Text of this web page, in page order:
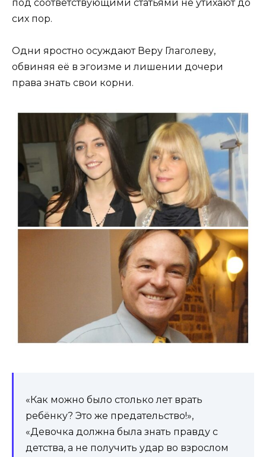
под соответствующими статьями не утихают до
сих пор.
Одни яростно осуждают Веру Глаголеву,
обвиняя её в эгоизме и лишении дочери
права знать свои корни.
«Как можно было столько лет врать
ребёнку? Это же предательство!»,
«Девочка должна была знать правду с
детства, а не получить удар во взрослом